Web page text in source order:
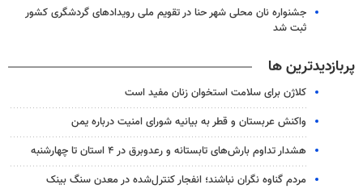
جشنواره نان محلی شهر حنا در تقویم ملی رویدادهای گردشگری کشور
ثبت شد
پربازدیدترین ها
کلاژن برای سلامت استخوان زنان مفید است
واکنش عربستان و قطر به بیانیه شورای امنیت درباره یمن
هشدار تداوم بارش‌های تابستانه و رعدوبرق در ۴ استان تا چهارشنبه
مردم گناوه نگران نباشند؛ انفجار کنترل‌شده در معدن سنگ بینک